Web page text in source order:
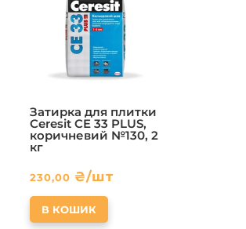
Затирка для плитки
Ceresit CE 33 PLUS,
коричневий №130, 2
кг
230,00 ₴/шт
В КОШИК